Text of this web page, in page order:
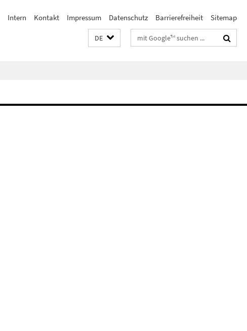
Intern Kontakt Impressum Datenschutz Barrierefreiheit Sitemap
DE Suchbegriffe